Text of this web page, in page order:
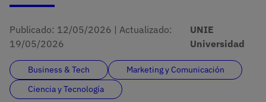
Publicado: 12/05/2026 | Actualizado:
19/05/2026
UNIE
Universidad
Business & Tech
Marketing y Comunicación
Ciencia y Tecnología